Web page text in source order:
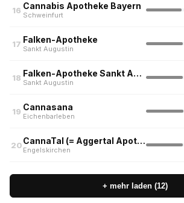
16 Cannabis Apotheke Bayern
Schweinfurt
17 Falken-Apotheke
Sankt Augustin
18 Falken-Apotheke Sankt Augustin
Sankt Augustin
19 Cannasana
Eichenbarleben
20 CannaTal (= Aggertal Apotheke)
Engelskirchen
+ mehr laden (12)